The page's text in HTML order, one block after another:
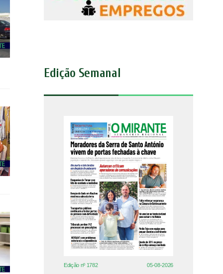
Edição Semanal
Edição nº 1782 05-08-2026